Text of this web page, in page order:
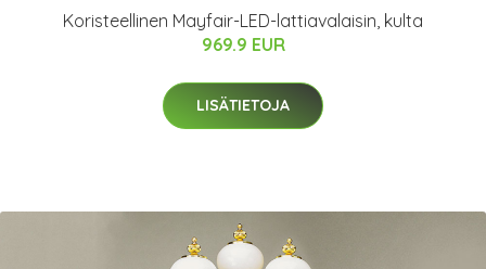
Koristeellinen Mayfair-LED-lattiavalaisin, kulta
969.9 EUR
LISÄTIETOJA